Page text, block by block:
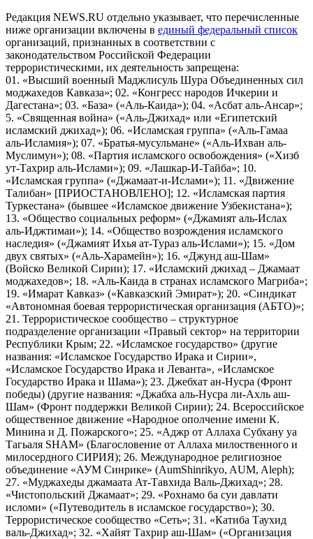
Редакция NEWS.RU отдельно указывает, что перечисленные
ниже организации включены в единый федеральный список
организаций, признанных в соответствии с
законодательством Российской Федерации
террористическими, их деятельность запрещена:
01. «Высший военный Маджлисуль Шура Объединенных сил
моджахедов Кавказа»; 02. «Конгресс народов Ичкерии и
Дагестана»; 03. «База» («Аль-Каида»); 04. «Асбат аль-Ансар»;
5. «Священная война» («Аль-Джихад» или «Египетский
исламский джихад»); 06. «Исламская группа» («Аль-Гамаа
аль-Исламия»); 07. «Братья-мусульмане» («Аль-Ихван аль-
Муслимун»); 08. «Партия исламского освобождения» («Хизб
ут-Тахрир аль-Ислами»); 09. «Лашкар-И-Тайба»; 10.
«Исламская группа» («Джамаат-и-Ислами»); 11. «Движение
Талибан» [ПРИОСТАНОВЛЕНО]; 12. «Исламская партия
Туркестана» (бывшее «Исламское движение Узбекистана»);
13. «Общество социальных реформ» («Джамият аль-Ислах
аль-Иджтимаи»); 14. «Общество возрождения исламского
наследия» («Джамият Ихья ат-Тураз аль-Ислами»); 15. «Дом
двух святых» («Аль-Харамейн»); 16. «Джунд аш-Шам»
(Войско Великой Сирии); 17. «Исламский джихад – Джамаат
моджахедов»; 18. «Аль-Каида в странах исламского Магриба»;
19. «Имарат Кавказ» («Кавказский Эмират»); 20. «Синдикат
«Автономная боевая террористическая организация (АБТО)»;
21. Террористическое сообщество – структурное
подразделение организации «Правый сектор» на территории
Республики Крым; 22. «Исламское государство» (другие
названия: «Исламское Государство Ирака и Сирии»,
«Исламское Государство Ирака и Леванта», «Исламское
Государство Ирака и Шама»); 23. Джебхат ан-Нусра (Фронт
победы) (другие названия: «Джабха аль-Нусра ли-Ахль аш-
Шам» (Фронт поддержки Великой Сирии); 24. Всероссийское
общественное движение «Народное ополчение имени К.
Минина и Д. Пожарского»; 25. «Аджр от Аллаха Субхану уа
Тагьаля SHAM» (Благословение от Аллаха милоственного и
милосердного СИРИЯ); 26. Международное религиозное
объединение «АУМ Синрике» (AumShinrikyo, AUM, Aleph);
27. «Муджахеды джамаата Ат-Тавхида Валь-Джихад»; 28.
«Чистопольский Джамаат»; 29. «Рохнамо ба суи давлати
исломи» («Путеводитель в исламское государство»); 30.
Террористическое сообщество «Сеть»; 31. «Катиба Таухид
валь-Джихад»; 32. «Хайят Тахрир аш-Шам» («Организация